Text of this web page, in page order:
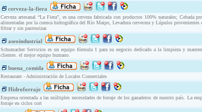
cerveza-la-fiera
Cerveza artesanal “La Fiera”, es una cerveza fabricada con productos 100% naturales; Cebada
alimentadas por la cuenca hidrográfica del Río Maipo, Levadura cervecera y Lúpulos
filtrar y sin pasteurizar.
aseoindustrial
Schumacher Servicios es un equipo fórmula 1 para su negocio dedicado a la limpieza y
clientes. el mejor equipo humano.
buena_comida
Restaurant - Administración de Locales Comerciales
Hidroforraje
Empresa orientada a las múltiples necesidades de forraje de los ganaderos de nuestro país. La
forraje en ciclos cort